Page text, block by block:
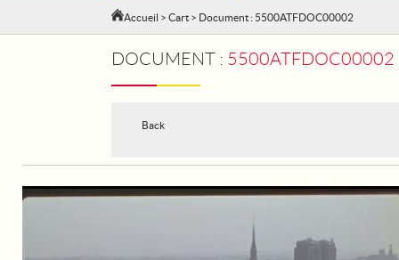
Accueil > Cart > Document : 5500ATFDOC00002
DOCUMENT : 5500ATFDOC00002 -
Back